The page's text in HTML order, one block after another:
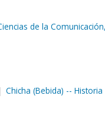
de la
Chicha (Bebida) -- Historia